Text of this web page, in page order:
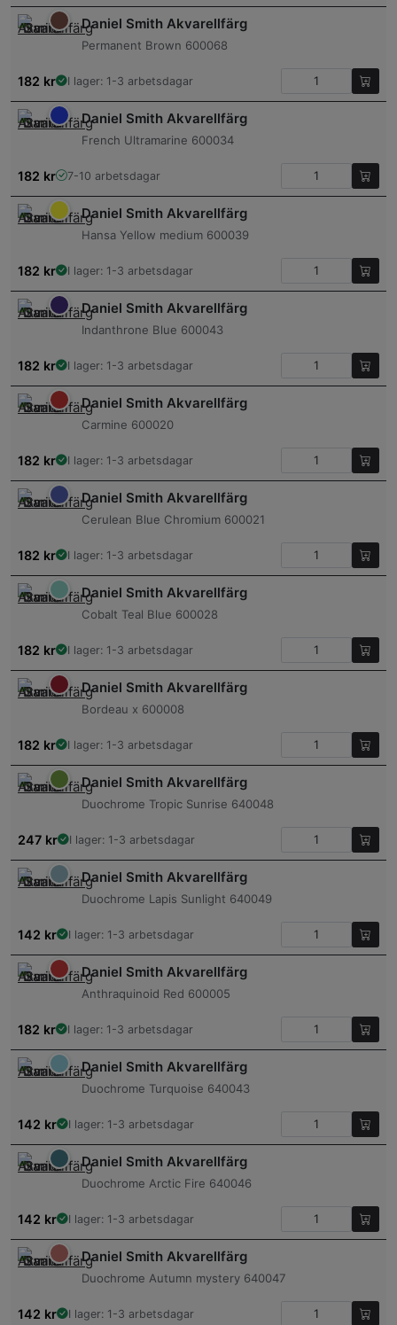
Daniel Smith Akvarellfärg
Permanent Brown 600068
182 kr I lager: 1-3 arbetsdagar
Daniel Smith Akvarellfärg
French Ultramarine 600034
182 kr 7-10 arbetsdagar
Daniel Smith Akvarellfärg
Hansa Yellow medium 600039
182 kr I lager: 1-3 arbetsdagar
Daniel Smith Akvarellfärg
Indanthrone Blue 600043
182 kr I lager: 1-3 arbetsdagar
Daniel Smith Akvarellfärg
Carmine 600020
182 kr I lager: 1-3 arbetsdagar
Daniel Smith Akvarellfärg
Cerulean Blue Chromium 600021
182 kr I lager: 1-3 arbetsdagar
Daniel Smith Akvarellfärg
Cobalt Teal Blue 600028
182 kr I lager: 1-3 arbetsdagar
Daniel Smith Akvarellfärg
Bordeau x 600008
182 kr I lager: 1-3 arbetsdagar
Daniel Smith Akvarellfärg
Duochrome Tropic Sunrise 640048
247 kr I lager: 1-3 arbetsdagar
Daniel Smith Akvarellfärg
Duochrome Lapis Sunlight 640049
142 kr I lager: 1-3 arbetsdagar
Daniel Smith Akvarellfärg
Anthraquinoid Red 600005
182 kr I lager: 1-3 arbetsdagar
Daniel Smith Akvarellfärg
Duochrome Turquoise 640043
142 kr I lager: 1-3 arbetsdagar
Daniel Smith Akvarellfärg
Duochrome Arctic Fire 640046
142 kr I lager: 1-3 arbetsdagar
Daniel Smith Akvarellfärg
Duochrome Autumn mystery 640047
142 kr I lager: 1-3 arbetsdagar